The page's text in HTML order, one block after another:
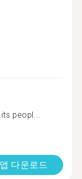
peopl...
앱 다운로드